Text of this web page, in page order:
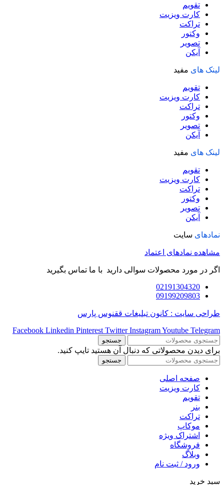
تقویم
کارت ویزیت
تراکت
وکتور
تصویر
آیکن
لینک های مفید
تقویم
کارت ویزیت
تراکت
وکتور
تصویر
آیکن
لینک های مفید
تقویم
کارت ویزیت
تراکت
وکتور
تصویر
آیکن
نمادهای سایت
مشاهده نمادهای اعتماد
اگر در مورد محصولات سوالی دارید با ما تماس بگیرید
02191304320
09199209803
طراحی سایت : کانون تبلیغات ققنوس پارس
Facebook Linkedin Pinterest Twitter InstagramYoutube Telegram
جستجو
برای دیدن محصولاتی که دنبال آن هستید تایپ کنید.
جستجو
صفحه اصلی
کارت ویزیت
تقویم
بنر
تراکت
موکاپ
اشتراک ویژه
فروشگاه
وبلاگ
ورود / ثبت نام
سبد خرید